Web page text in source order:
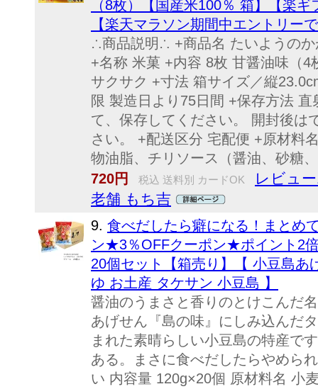
（8枚）【国産米100％ 箱】【楽
【楽天マラソン期間中エントリー
∴商品説明∴ +商品名 たいようの
+名称 米菓 +内容 8枚 甘醤油味（
サクサク +寸法 箱サイズ／縦
限 製造日より75日間 +保存方法
て、保存してください。 開封後は
さい。 +配送区分 宅配便 +原材料
物油脂、チリソース（醤油、砂糖
720円
税込 送料別 カードOK
レビュ
老舗 もち吉
9. 食べだしたら癖になる！まとめ
ン★3％OFFクーポン★ポイント
20個セット【箱売り】【 小豆島あ
ゆ お土産 タケサン 小豆島 】
醤油のうまさと香りのとけこんだ
あげせん『島の味』にしみ込んだ
まれた素晴らしい小豆島の特産で
ある。まさに食べだしたらやめら
い 内容量 120g×20個 原材料名 小